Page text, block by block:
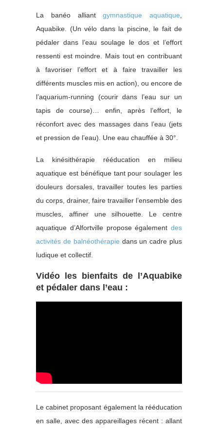
La banéo alliantgymnastique aquatique
Aquabike. (Un vélo dans la piscine, le fait de
pédaler dans l’eau soulage le dos et l’effort
ressenti est moindre. Mais tout en contribuant
à favoriser l’effort et à faire travailler les
différents muscles mis en action), ou encore de
l’aquarium-running (courir dans l’eau sur un
tapis de course)… enfin, après l’effort, le
réconfort avec des massages dans l’eau (jets
et pression de l’eau). Une eau chauffée à 30°.
La kinésithérapie rééducation en milieu
aquatique est bénéfique tant pour soulager les
douleurs dorsales, travailler toutes les parties
du corps, drainer, faire travailler l’ensemble des
muscles, affiner une silhouette. Le centre
aquatique d’Alfortville propose également des
activités de balnéothérapie dans un cadre plus
ludique et collectif.
Vidéo les bienfaits de l’Aquabike
et pédaler dans l’eau :
Le cabinet proposant également la rééducation
en salle, avec des appareillages récent : allant